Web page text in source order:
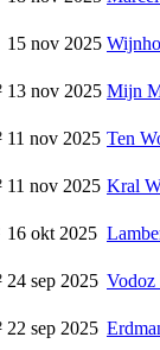
15 nov 2025
13 nov 2025 Mijn
11 nov 2025 Ten
11 nov 2025 Kral
16 okt 2025
24 sep 2025 Vodoz
22 sep 2025